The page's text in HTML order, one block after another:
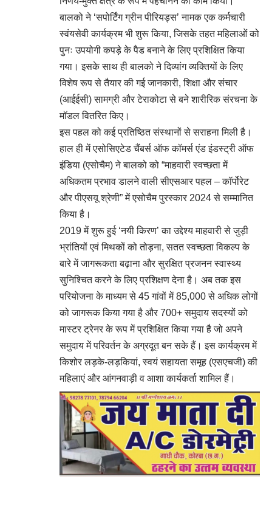
बालको ने ‘सपोर्टिंग ग्रीन पीरियड्स’ नामक एक कर्मचारी
स्वंयसेवी कार्यक्रम भी शुरू किया, जिसके तहत महिलाओं को
पुनः उपयोगी कपड़े के पैड बनाने के लिए प्रशिक्षित किया
गया। इसके साथ ही बालको ने दिव्यांग व्यक्तियों के लिए
विशेष रूप से तैयार की गई जानकारी, शिक्षा और संचार
(आईईसी) सामग्री और टेराकोटा से बने शारीरिक संरचना के
मॉडल वितरित किए।
इस पहल को कई प्रतिष्ठित संस्थानों से सराहना मिली है।
हाल ही में एसोसिएटेड चैंबर्स ऑफ कॉमर्स एंड इंडस्ट्री ऑफ
इंडिया (एसोचैम) ने बालको को “माहवारी स्वच्छता में
अधिकतम प्रभाव डालने वाली सीएसआर पहल – कॉर्पोरेट
और पीएसयू श्रेणी” में एसोचैम पुरस्कार 2024 से सम्मानित
किया है।
2019 में शुरू हुई ‘नयी किरण’ का उद्देश्य माहवारी से जुड़ी
भ्रांतियों एवं मिथकों को तोड़ना, सतत स्वच्छता विकल्प के
बारे में जागरूकता बढ़ाना और सुरक्षित प्रजनन स्वास्थ्य
सुनिश्चित करने के लिए प्रशिक्षण देना है। अब तक इस
परियोजना के माध्यम से 45 गांवों में 85,000 से अधिक लोगों
को जागरूक किया गया है और 700+ समुदाय सदस्यों को
मास्टर ट्रेनर के रूप में प्रशिक्षित किया गया है जो अपने
समुदाय में परिवर्तन के अग्रदूत बन सके हैं। इस कार्यक्रम में
किशोर लड़के-लड़कियां, स्वयं सहायता समूह (एसएचजी) की
महिलाएं और आंगनवाड़ी व आशा कार्यकर्ता शामिल हैं।